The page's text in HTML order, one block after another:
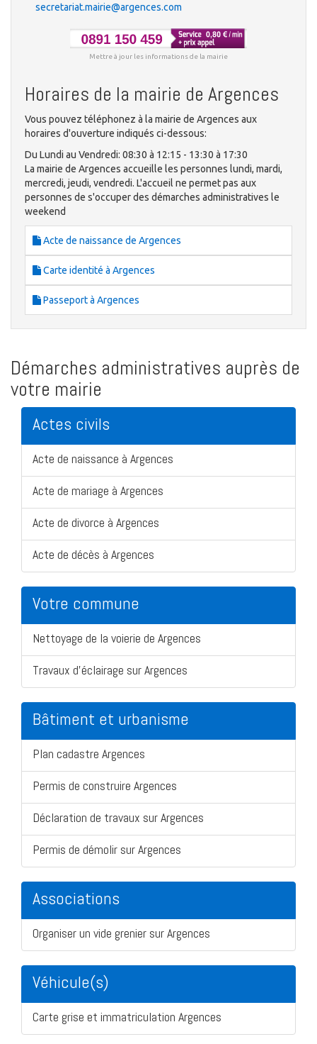
secretariat.mairie@argences.com
Mettre à jour les informations de la mairie
Horaires de la mairie de Argences
Vous pouvez téléphonez à la mairie de Argences aux
horaires d'ouverture indiqués ci-dessous:
Du Lundi au Vendredi: 08:30 à 12:15 - 13:30 à 17:30
La mairie de Argences accueille les personnes lundi, mardi,
mercredi, jeudi, vendredi. L'accueil ne permet pas aux
personnes de s'occuper des démarches administratives le
weekend
Acte de naissance de Argences
Carte identité à Argences
Passeport à Argences
Démarches administratives auprès de
votre mairie
Actes civils
Acte de naissance à Argences
Acte de mariage à Argences
Acte de divorce à Argences
Acte de décès à Argences
Votre commune
Nettoyage de la voierie de Argences
Travaux d'éclairage sur Argences
Bâtiment et urbanisme
Plan cadastre Argences
Permis de construire Argences
Déclaration de travaux sur Argences
Permis de démolir sur Argences
Associations
Organiser un vide grenier sur Argences
Véhicule(s)
Carte grise et immatriculation Argences